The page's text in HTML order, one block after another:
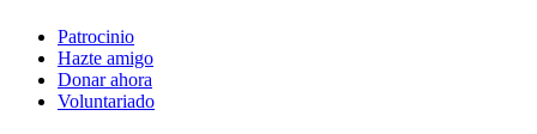
Patrocinio
Hazte amigo
Donar ahora
Voluntariado